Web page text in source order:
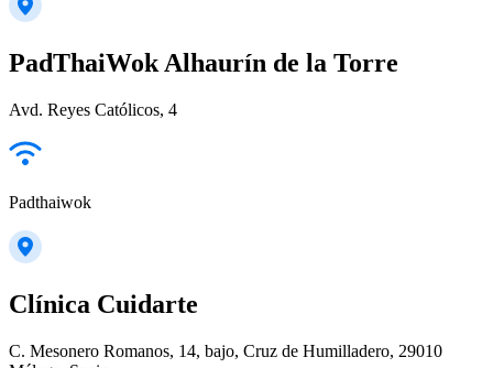
PadThaiWok Alhaurín de la Torre
Avd. Reyes Católicos, 4
Padthaiwok
Clínica Cuidarte
C. Mesonero Romanos, 14, bajo, Cruz de Humilladero, 29010